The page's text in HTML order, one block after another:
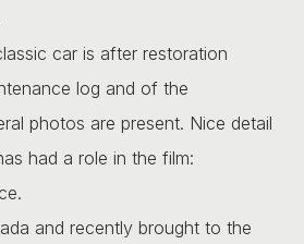
car is after restoration
log and of the
photos are present. Nice detail
had a role in the film:
and recently brought to the